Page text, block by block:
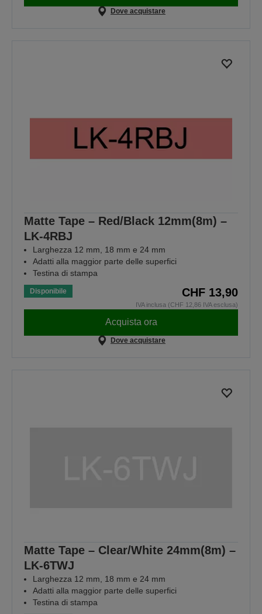
Dove acquistare
Matte Tape – Red/Black 12mm(8m) –
LK-4RBJ
Larghezza 12 mm, 18 mm e 24 mm
Adatti alla maggior parte delle superfici
Testina di stampa
Disponibile CHF 13,90
IVA inclusa (CHF 12,86 IVA esclusa)
Acquista ora
Dove acquistare
Matte Tape – Clear/White 24mm(8m) –
LK-6TWJ
Larghezza 12 mm, 18 mm e 24 mm
Adatti alla maggior parte delle superfici
Testina di stampa